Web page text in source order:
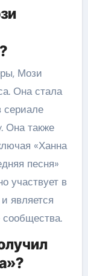
Мози
Она стала
сериале
Она также
«Ханна
песня»
участвует в
является